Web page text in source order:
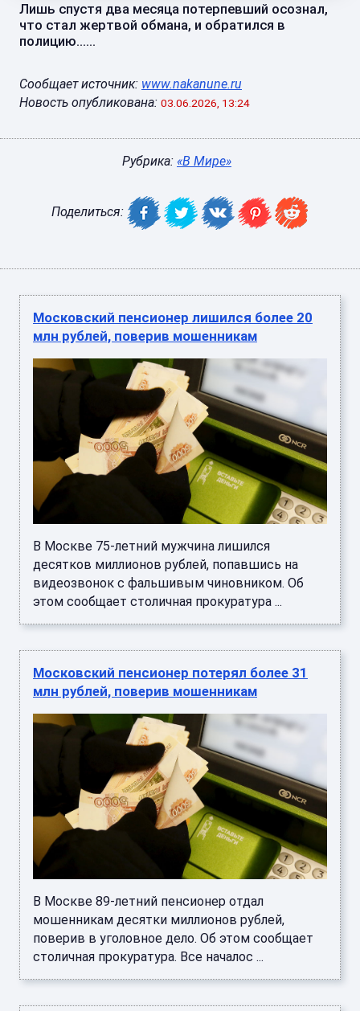
Лишь спустя два месяца потерпевший осознал,
что стал жертвой обмана, и обратился в
полицию......
Сообщает источник: www.nakanune.ru
Новость опубликована: 03.06.2026, 13:24
Рубрика: «В Мире»
Поделиться:
Московский пенсионер лишился более 20
млн рублей, поверив мошенникам
В Москве 75-летний мужчина лишился
десятков миллионов рублей, попавшись на
видеозвонок с фальшивым чиновником. Об
этом сообщает столичная прокуратура ...
Московский пенсионер потерял более 31
млн рублей, поверив мошенникам
В Москве 89-летний пенсионер отдал
мошенникам десятки миллионов рублей,
поверив в уголовное дело. Об этом сообщает
столичная прокуратура. Все началос ...